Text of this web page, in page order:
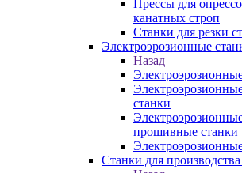
Прессы для
канатных строп
Станки для резки
Электроэрозионные
Назад
станки
прошивные станки
Станки для